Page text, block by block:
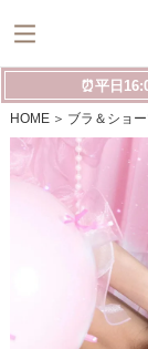
⏰平日
HOME ブラ＆ショ